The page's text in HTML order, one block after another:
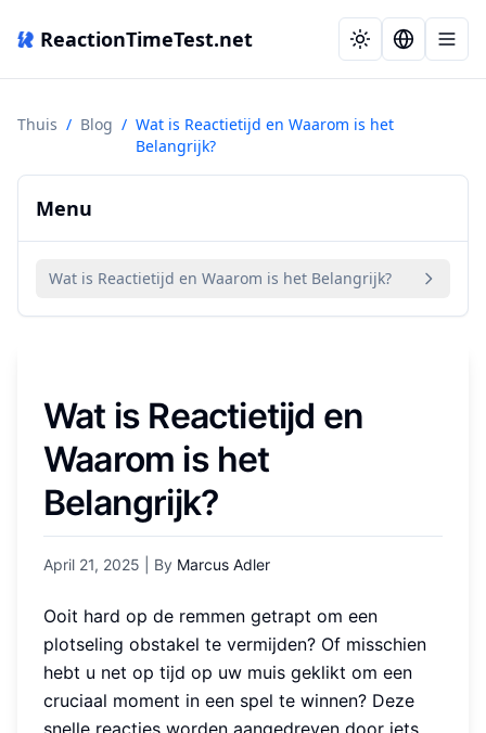
ReactionTimeTest.net
Thuis / Blog / Wat is Reactietijd en Waarom is het
Belangrijk?
Menu
Wat is Reactietijd en Waarom is het Belangrijk?
Wat is Reactietijd en
Waarom is het
Belangrijk?
April 21, 2025 | By Marcus Adler
Ooit hard op de remmen getrapt om een
plotseling obstakel te vermijden? Of misschien
hebt u net op tijd op uw muis geklikt om een
cruciaal moment in een spel te winnen? Deze
snelle reacties worden aangedreven door iets